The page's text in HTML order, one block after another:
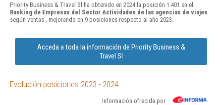
Priority Business & Travel Sl ha obtenido en 2024 la posición 1.401 en el
Ranking de Empresas del Sector Actividades de las agencias de viajes
según ventas , mejorando en 9 posiciones respecto al año 2023.
Acceda a toda la información de Priority Business &
Travel Sl
Evolución posiciones 2023 - 2024
Información ofrecida por